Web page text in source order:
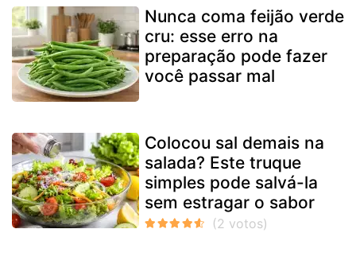
Nunca coma feijão verde
cru: esse erro na
preparação pode fazer
você passar mal
Colocou sal demais na
salada? Este truque
simples pode salvá-la
sem estragar o sabor